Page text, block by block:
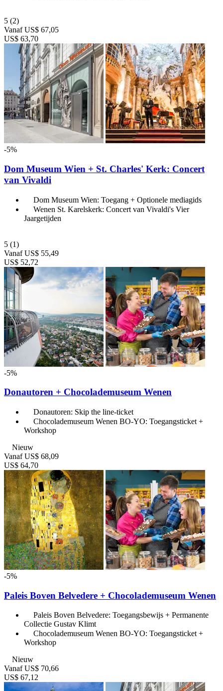
5 (2)
Vanaf US$ 67,05
US$ 63,70
-5%
Dom Museum Wien + St. Charles' Kerk: Concert
van Vivaldi
Dom Museum Wien: Toegang + Optionele mediagids
Wenen St. Karelskerk: Concert van Vivaldi's Vier
Jaargetijden
5 (1)
Vanaf US$ 55,49
US$ 52,72
-5%
Donautoren + Chocolademuseum Wenen
Donautoren: Skip the line-ticket
Chocolademuseum Wenen BO-YO: Toegangsticket +
Workshop
Nieuw
Vanaf US$ 68,09
US$ 64,70
-5%
Paleis Boven Belvedere + Chocolademuseum Wenen
Paleis Boven Belvedere: Toegangsbewijs + Permanente
Collectie Gustav Klimt
Chocolademuseum Wenen BO-YO: Toegangsticket +
Workshop
Nieuw
Vanaf US$ 70,66
US$ 67,12